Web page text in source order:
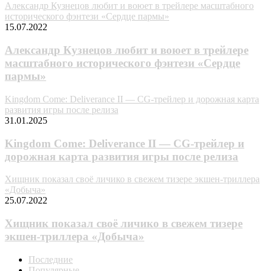
Александр Кузнецов любит и воюет в трейлере масштабного
исторического фэнтези «Сердце пармы»
15.07.2022
Александр Кузнецов любит и воюет в трейлере
масштабного исторического фэнтези «Сердце
пармы»
Kingdom Come: Deliverance II — CG-трейлер и дорожная карта
развития игры после релиза
31.01.2025
Kingdom Come: Deliverance II — CG-трейлер и
дорожная карта развития игры после релиза
Хищник показал своё личико в свежем тизере экшен-триллера
«Добыча»
25.07.2022
Хищник показал своё личико в свежем тизере
экшен-триллера «Добыча»
Последние